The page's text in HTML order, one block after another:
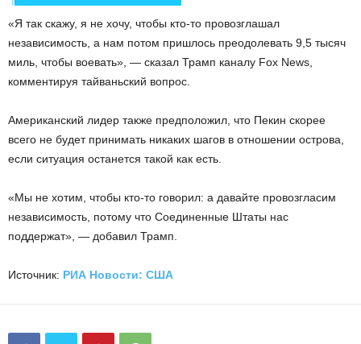
«Я так скажу, я не хочу, чтобы кто-то провозглашал
независимость, а нам потом пришлось преодолевать 9,5 тысяч
миль, чтобы воевать», — сказал Трамп каналу Fox News,
комментируя тайваньский вопрос.
Американский лидер также предположил, что Пекин скорее
всего не будет принимать никаких шагов в отношении острова,
если ситуация останется такой как есть.
«Мы не хотим, чтобы кто-то говорил: а давайте провозгласим
независимость, потому что Соединенные Штаты нас
поддержат», — добавил Трамп.
Источник: РИА Новости: США